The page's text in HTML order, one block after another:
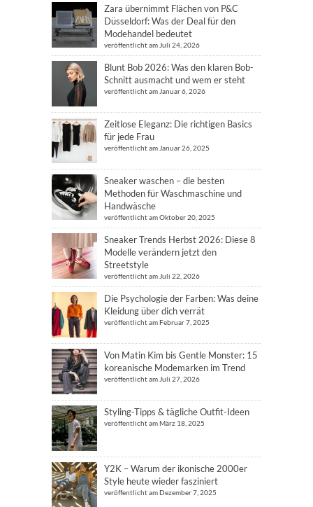
Zara übernimmt Flächen von P&C
Düsseldorf: Was der Deal für den
Modehandel bedeutet
veröffentlicht am Juli 24, 2026
Blunt Bob 2026: Was den klaren Bob-
Schnitt ausmacht und wem er steht
veröffentlicht am Januar 6, 2026
Zeitlose Eleganz: Die richtigen Basics
für jede Frau
veröffentlicht am Januar 26, 2025
Sneaker waschen – die besten
Methoden für Waschmaschine und
Handwäsche
veröffentlicht am Oktober 20, 2025
Sneaker Trends Herbst 2026: Diese 8
Modelle verändern jetzt den
Streetstyle
veröffentlicht am Juli 22, 2026
Die Psychologie der Farben: Was deine
Kleidung über dich verrät
veröffentlicht am Februar 7, 2025
Von Matin Kim bis Gentle Monster: 15
koreanische Modemarken im Trend
veröffentlicht am Juli 27, 2026
Styling-Tipps & tägliche Outfit-Ideen
veröffentlicht am März 18, 2025
Y2K – Warum der ikonische 2000er
Style heute wieder fasziniert
veröffentlicht am Dezember 7, 2025